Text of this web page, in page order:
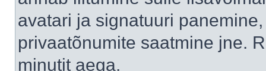
avatari ja signatuuri
privaatõnumite saatmine jne.
minutit aega.